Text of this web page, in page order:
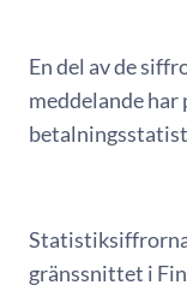
En del av de
meddelande har
gränssnittet i